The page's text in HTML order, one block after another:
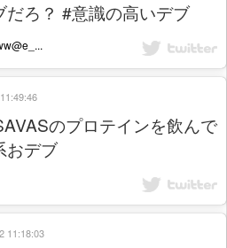
ろ？ #意識の高いデブ
のプロテインを飲んで
おデブ
11:18:03